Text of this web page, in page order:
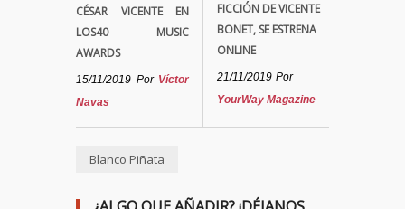
CÉSAR VICENTE EN
LOS40 MUSIC
AWARDS
15/11/2019 Por Víctor
Navas
FICCIÓN DE VICENTE
BONET, SE ESTRENA
ONLINE
21/11/2019 Por
YourWay Magazine
Blanco Piñata